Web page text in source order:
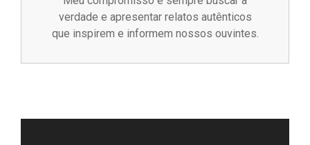
verdade e apresentar relatos autênticos
que inspirem e informem nossos ouvintes.